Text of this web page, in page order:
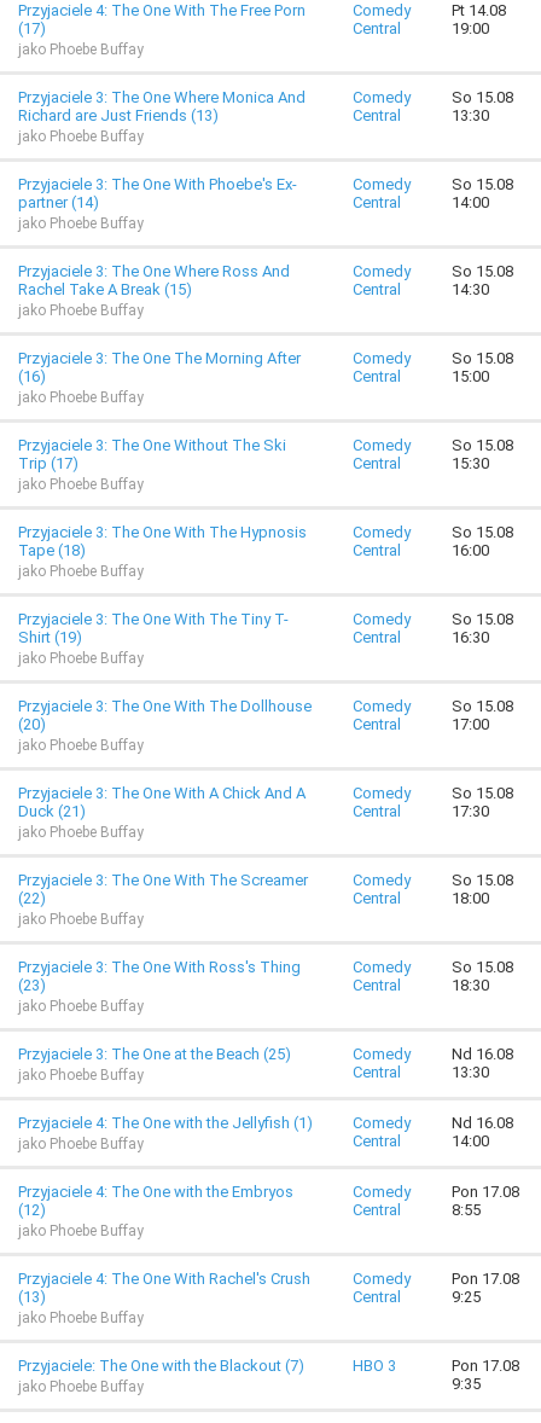
Przyjaciele 4: The One With The Free Porn
(17)
jako Phoebe Buffay
Comedy
Central
Pt 14.08
19:00
Przyjaciele 3: The One Where Monica And
Richard are Just Friends (13)
jako Phoebe Buffay
Comedy
Central
So 15.08
13:30
Przyjaciele 3: The One With Phoebe's Ex-
partner (14)
jako Phoebe Buffay
Comedy
Central
So 15.08
14:00
Przyjaciele 3: The One Where Ross And
Rachel Take A Break (15)
jako Phoebe Buffay
Comedy
Central
So 15.08
14:30
Przyjaciele 3: The One The Morning After
(16)
jako Phoebe Buffay
Comedy
Central
So 15.08
15:00
Przyjaciele 3: The One Without The Ski
Trip (17)
jako Phoebe Buffay
Comedy
Central
So 15.08
15:30
Przyjaciele 3: The One With The Hypnosis
Tape (18)
jako Phoebe Buffay
Comedy
Central
So 15.08
16:00
Przyjaciele 3: The One With The Tiny T-
Shirt (19)
jako Phoebe Buffay
Comedy
Central
So 15.08
16:30
Przyjaciele 3: The One With The Dollhouse
(20)
jako Phoebe Buffay
Comedy
Central
So 15.08
17:00
Przyjaciele 3: The One With A Chick And A
Duck (21)
jako Phoebe Buffay
Comedy
Central
So 15.08
17:30
Przyjaciele 3: The One With The Screamer
(22)
jako Phoebe Buffay
Comedy
Central
So 15.08
18:00
Przyjaciele 3: The One With Ross's Thing
(23)
jako Phoebe Buffay
Comedy
Central
So 15.08
18:30
Przyjaciele 3: The One at the Beach (25)
jako Phoebe Buffay
Comedy
Central
Nd 16.08
13:30
Przyjaciele 4: The One with the Jellyfish (1)
jako Phoebe Buffay
Comedy
Central
Nd 16.08
14:00
Przyjaciele 4: The One with the Embryos
(12)
jako Phoebe Buffay
Comedy
Central
Pon 17.08
8:55
Przyjaciele 4: The One With Rachel's Crush
(13)
jako Phoebe Buffay
Comedy
Central
Pon 17.08
9:25
Przyjaciele: The One with the Blackout (7)
jako Phoebe Buffay
HBO 3
Pon 17.08
9:35